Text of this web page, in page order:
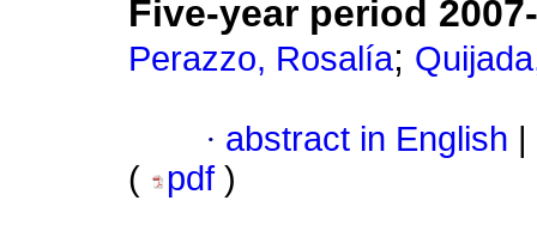
Five-year period
Perazzo, Rosalía;
· abstract in English
(
pdf )